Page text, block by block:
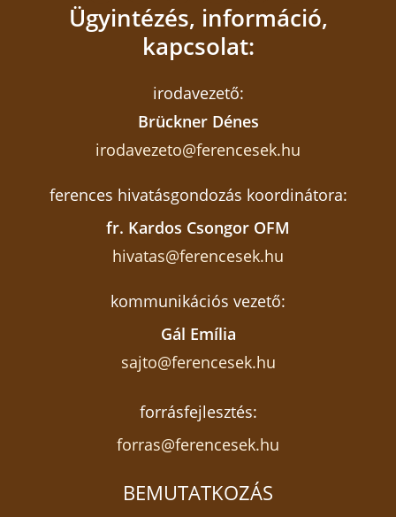
Ügyintézés, információ,
kapcsolat:
irodavezető:
Brückner Dénes
irodavezeto@ferencesek.hu
ferences hivatásgondozás koordinátora:
fr. Kardos Csongor OFM
hivatas@ferencesek.hu
kommunikációs vezető:
Gál Emília
sajto@ferencesek.hu
forrásfejlesztés:
forras@ferencesek.hu
BEMUTATKOZÁS